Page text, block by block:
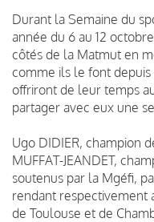
Durant la Semaine du
année du 6 au 12
côtés de la Matmut en
comme ils le font
offriront de leur temps
partager avec eux une
Ugo DIDIER, champion
MUFFAT-JEANDET,
soutenus par la Mgéfi,
rendant respectivement
de Toulouse et de